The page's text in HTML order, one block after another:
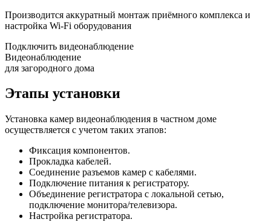
Производится аккуратный монтаж приёмного комплекса и
настройка Wi-Fi оборудования
Подключить видеонаблюдение
Видеонаблюдение
для загородного дома
Этапы установки
Установка камер видеонаблюдения в частном доме
осуществляется с учетом таких этапов:
Фиксация компонентов.
Прокладка кабелей.
Соединение разъемов камер с кабелями.
Подключение питания к регистратору.
Объединение регистратора с локальной сетью,
подключение монитора/телевизора.
Настройка регистратора.